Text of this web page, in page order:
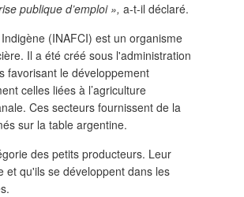
publique d’emploi », a-t-il déclaré.
(INAFCI) est un organisme
Il a été créé sous l'administration
favorisant le développement
celles liées à l’agriculture
Ces secteurs fournissent de la
sur la table argentine.
des petits producteurs. Leur
et qu'ils se développent dans les